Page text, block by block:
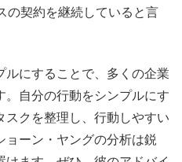
の契約を継続していると言
ルにすることで、多くの企業
自分の行動をシンプルにす
スクを整理し、行動しやすい
ーン・ヤングの分析は鋭